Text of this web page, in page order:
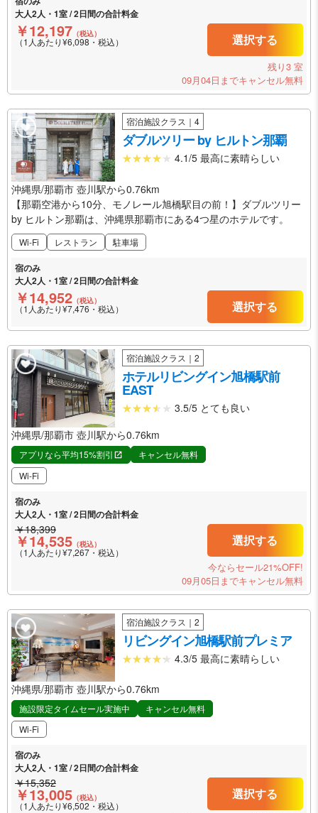
大人2人・1室 / 2日間の合計料金
￥12,197 （税込）
（1人あたり¥6,098・税込） 選択する
残り3 室
09月04日までキャンセル無料
宿泊施設クラス｜4
ダブルツリー by ヒルトン那覇
4.1/5 最高に素晴らしい
沖縄県/那覇市 壺川駅から0.76km
【那覇空港から10分、モノレール旭橋駅目の前！】ダブルツリー
by ヒルトン那覇は、沖縄県那覇市にある4つ星のホテルです。
Wi-Fi レストラン 駐車場
宿のみ
大人2人・1室 / 2日間の合計料金
￥14,952 （税込）
（1人あたり¥7,476・税込） 選択する
宿泊施設クラス｜2
ホテルリビングイン旭橋駅前
EAST
3.5/5 とても良い
沖縄県/那覇市 壺川駅から0.76km
アプリなら平均15%割引
キャンセル無料
Wi-Fi
宿のみ
大人2人・1室 / 2日間の合計料金
￥18,399
￥14,535 （税込）
（1人あたり¥7,267・税込）
選択する
今ならセール21%OFF!
09月05日までキャンセル無料
宿泊施設クラス｜2
リビングイン旭橋駅前プレミア
4.3/5 最高に素晴らしい
沖縄県/那覇市 壺川駅から0.76km
施設限定タイムセール実施中
キャンセル無料
Wi-Fi
宿のみ
大人2人・1室 / 2日間の合計料金
￥15,352
￥13,005 （税込）
（1人あたり¥6,502・税込）
選択する